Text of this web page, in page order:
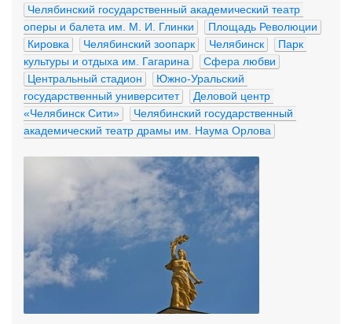
Челябинский государственный академический театр
оперы и балета им. М. И. Глинки
Площадь Революции
Кировка
Челябинский зоопарк Челябинск
Парк
культуры и отдыха им. Гагарина
Сфера любви
Центральный стадион
Южно-Уральский
государственный университет
Деловой центр
«Челябинск Сити»
Челябинский государственный
академический театр драмы им. Наума Орлова